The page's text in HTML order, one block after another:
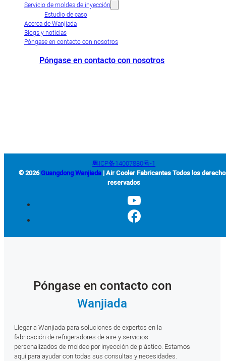
Servicio de moldes de inyección
Estudio de caso
Acerca de Wanjiada
Blogs y noticias
Póngase en contacto con nosotros
Póngase en contacto con nosotros
粤ICP备14007880号-1
© 2026Guangdong Wanjiada | Air Cooler Fabricantes Todos los
reservados
Póngase en contacto con
Wanjiada
Llegar a Wanjiada para soluciones de expertos en la
fabricación de refrigeradores de aire y servicios
personalizados de moldeo por inyección de plástico. Estamos
aquí para ayudar con todas sus consultas y necesidades.